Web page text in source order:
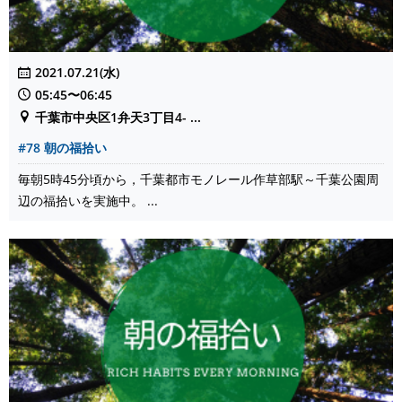
2021.07.21(水)
05:45〜06:45
千葉市中央区1弁天3丁目4- ...
#78 朝の福拾い
毎朝5時45分頃から，千葉都市モノレール作草部駅～千葉公園周
辺の福拾いを実施中。 ...